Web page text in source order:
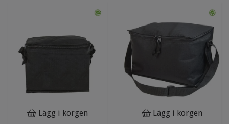
Lägg i korgen Lägg i korgen